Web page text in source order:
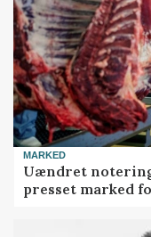
MARKED
Uændret
presset marked